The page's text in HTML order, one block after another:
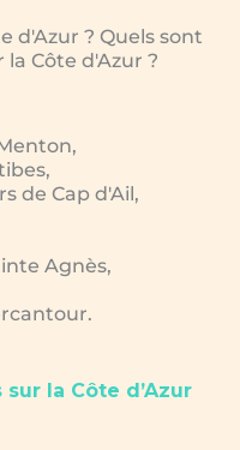
d'Azur ? Quels sont
Côte d'Azur ?
de Cap d'Ail,
Agnès,
la Côte d’Azur